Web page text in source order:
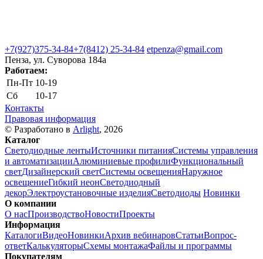
+7(927)375-34-84+7(8412) 25-34-84 etpenza@gmail.com
Пенза, ул. Cуворова 184а
Работаем:
Пн-Пт 10-19
Сб
10-17
Контакты
Правовая информация
© Разработано в Arlight, 2026
Каталог
Светодиодные лентыИсточники питанияСистемы управления
и автоматизацииАлюминиевые профилиФункциональный
светДизайнерский светСистемы освещенияНаружное
освещениеГибкий неонСветодиодный
декорЭлектроустановочные изделияСветодиоды Новинки
О компании
О насПроизводствоНовостиПроекты
Информация
КаталогиВидеоНовинкиАрхив вебинаровСтатьиВопрос-
ответКалькуляторыСхемы монтажаФайлы и программы
Покупателям